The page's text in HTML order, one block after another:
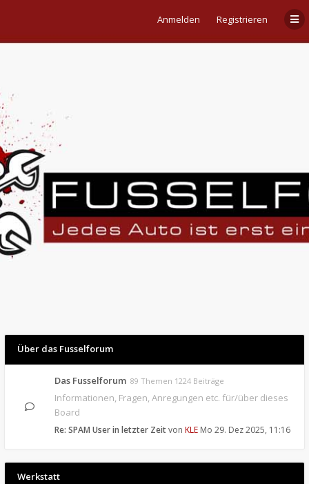
Anmelden Registrieren
Über das Fusselforum
Das Fusselforum 89 Themen 1224 Beiträge
Informationen, Fragen, Anregungen etc. für/über dieses
Board
Re: SPAM User in letzter Zeitvon KLE Mo 29. Dez 2025, 11:16
Werkstatt